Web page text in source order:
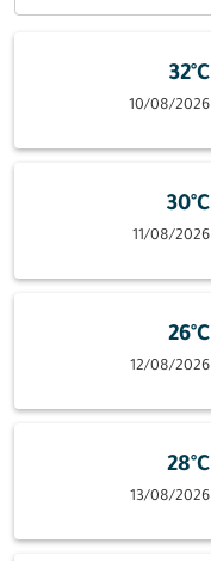
32°C
10/08/2026
30°C
11/08/2026
26°C
12/08/2026
28°C
13/08/2026